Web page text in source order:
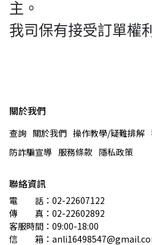
主。
我司保有接受訂單權
關於我們
查詢 關於我們 操作教學/疑難排解
防詐騙宣導 服務條款 隱私政策
聯絡資訊
電　　話：02-22607122
傳　　真：02-22602892
客服時間：09:00-18:00
信　　箱：